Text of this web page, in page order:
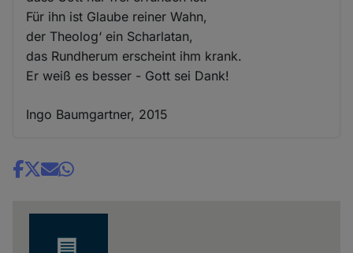
Für ihn ist Glaube reiner Wahn,
der Theolog‘ ein Scharlatan,
das Rundherum erscheint ihm krank.
Er weiß es besser - Gott sei Dank!
Ingo Baumgartner, 2015
Share